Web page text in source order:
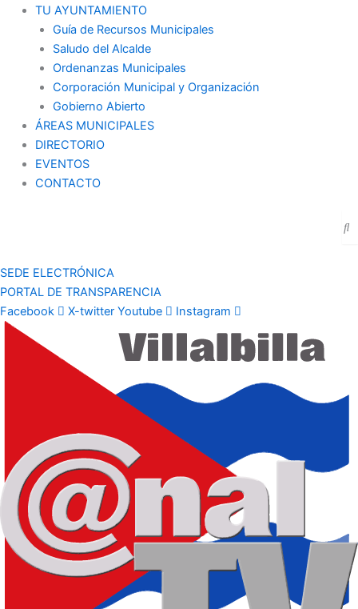
TU AYUNTAMIENTO
Guía de Recursos Municipales
Saludo del Alcalde
Ordenanzas Municipales
Corporación Municipal y Organización
Gobierno Abierto
ÁREAS MUNICIPALES
DIRECTORIO
EVENTOS
CONTACTO
SEDE ELECTRÓNICA
PORTAL DE TRANSPARENCIA
Facebook
X-twitter Youtube Instagram